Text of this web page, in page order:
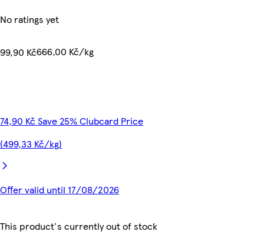
No ratings yet
99,90 Kč666,00 Kč/kg
74,90 Kč Save 25% Clubcard Price
(499,33 Kč/kg)
Offer valid until 17/08/2026
This product's currently out of stock